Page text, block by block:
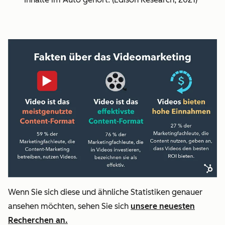
Wenn Sie sich diese und ähnliche Statistiken genauer
ansehen möchten, sehen Sie sich unsere neuesten
Recherchen an.